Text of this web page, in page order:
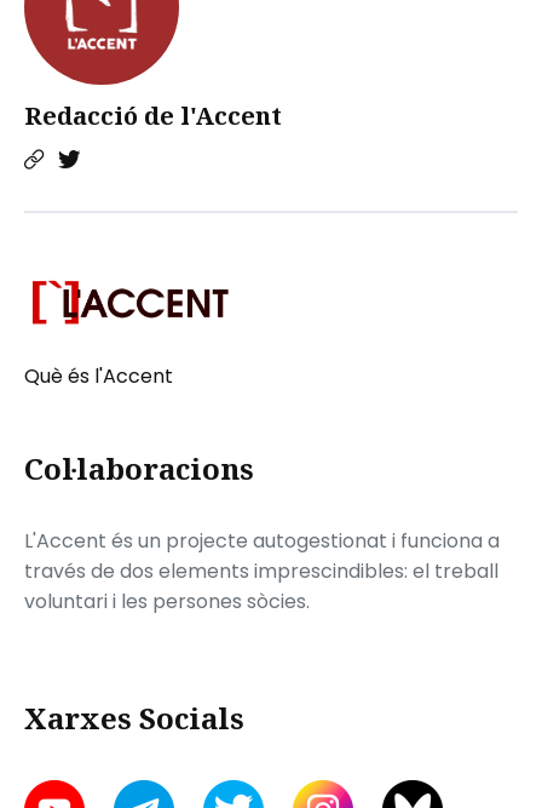
Redacció de l'Accent
Què és l'Accent
Col·laboracions
L'Accent és un projecte autogestionat i funciona a
través de dos elements imprescindibles: el treball
voluntari i les persones sòcies.
Xarxes Socials